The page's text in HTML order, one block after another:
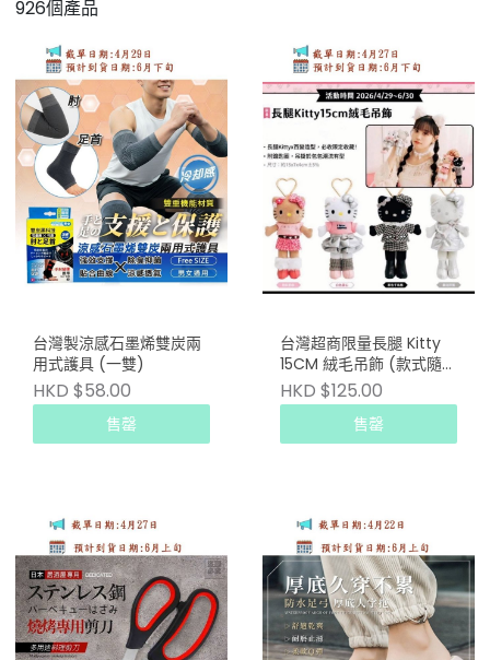
926個產品
台灣製涼感石墨烯雙炭兩
用式護具 (一雙)
HKD $58.00
售罄
台灣超商限量長腿 Kitty
15CM 絨毛吊飾 (款式隨
機)
HKD $125.00
售罄